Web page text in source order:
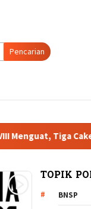
Pencarian
Tiga Caketum
TOPIK
BNSP